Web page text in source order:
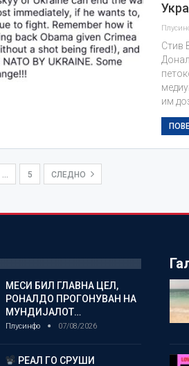
Стив
им
… 5 СЛЕДНО
МЕСИ БИЛ ГЛАВНА ЦЕЛ,
РОНАЛДО ПРОГОНУВАН НА
МУНДИЈАЛОТ…
Плусинфо 07/08/2026
РЕАЛ ГО СРУШИ